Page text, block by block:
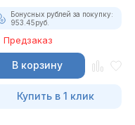
Бонусных рублей за покупку:
953.45руб.
Предзаказ
В корзину
Купить в 1 клик